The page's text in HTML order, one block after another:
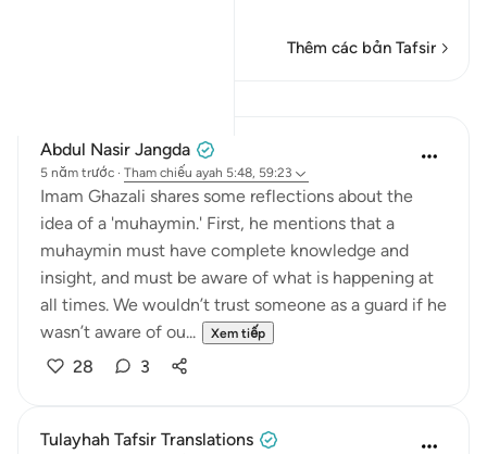
Thêm các bản Tafsir
Abdul Nasir Jangda
5 năm trước · Tham chiếu ayah 5:48, 59:23
Imam Ghazali shares some reflections about the
idea of a 'muhaymin.' First, he mentions that a
muhaymin must have complete knowledge and
insight, and must be aware of what is happening at
all times. We wouldn’t trust someone as a guard if he
wasn’t aware of ou...
Xem tiếp
28 3
Tulayhah Tafsir Translations